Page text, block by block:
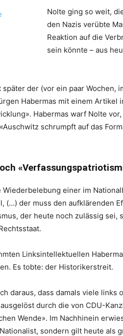
Nolte ging so weit,
den Nazis verübte
Reaktion auf die
sein könnte – aus
der (vor ein paar Wochen,
Habermas mit einem Artikel
Habermas warf Nolte
schrumpft auf das
Wiederbelebung einer im
(…) der muss den aufklärenden
der heute noch zulässig sei,
Linksintellektuellen
Es tobte: der Historikerstreit.
daraus, dass damals viele links
durch die von CDU-
Wende». Im Nachhinein
sondern gilt heute als